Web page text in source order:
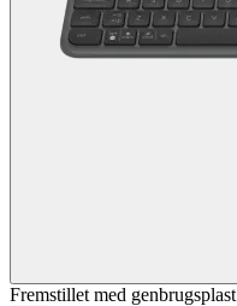
Fremstillet med genbrugsplast